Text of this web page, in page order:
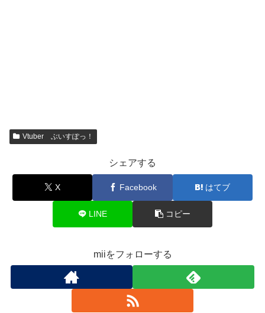
Vtuber ぶいすぽっ！
シェアする
X Facebook はてブ
LINE コピー
miiをフォローする